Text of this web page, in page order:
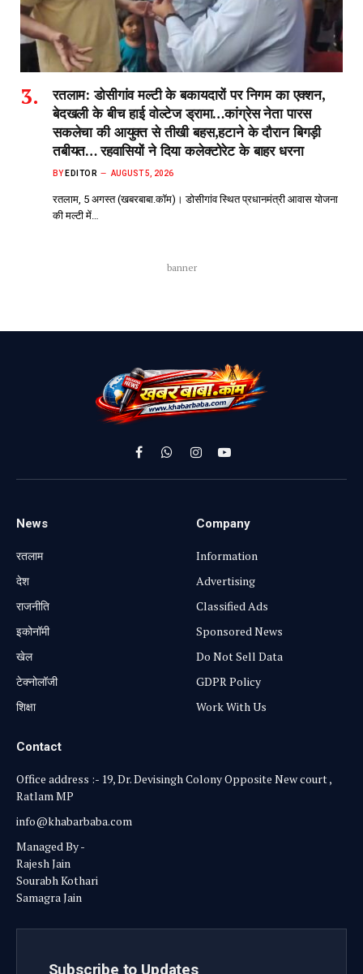
रतलाम: डोसीगांव मल्टी के बकायदारों पर निगम का एक्शन,
बेदखली के बीच हाई वोल्टेज ड्रामा…कांग्रेस नेता पारस
सकलेचा की आयुक्त से तीखी बहस,हटाने के दौरान बिगड़ी
तबीयत… रहवासियों ने दिया कलेक्टोरेट के बाहर धरना
BY EDITOR AUGUST 5, 2026
रतलाम, 5 अगस्त (खबरबाबा.कॉम)। डोसीगांव स्थित प्रधानमंत्री आवास योजना
की मल्टी में…
banner
FacebookWhatsApp
InstagramYouTube
News
रतलाम
⁠देश
राजनीति
⁠इकोनॉमी
खेल
टेक्नोलॉजी
शिक्षा
Company
Information
Advertising
Classified Ads
Sponsored News
Do Not Sell Data
GDPR Policy
Work With Us
Contact
Office address :- 19, Dr. Devisingh Colony Opposite New court ,
Ratlam MP
info@khabarbaba.com
Managed By -
Rajesh Jain
Sourabh Kothari
Samagra Jain
Subscribe to Updates